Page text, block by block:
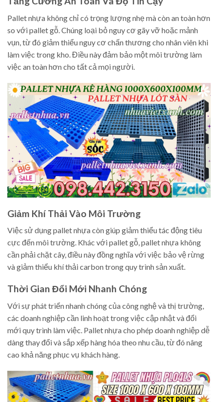
Pallet nhựa không chỉ có trọng lượng nhẹ mà còn an toàn hơn
so với pallet gỗ. Chúng loại bỏ nguy cơ gãy vỡ hoặc mảnh
vụn, từ đó giảm thiểu nguy cơ chấn thương cho nhân viên khi
làm việc trong kho. Điều này đảm bảo một môi trường làm
việc an toàn hơn cho tất cả mọi người.
Giảm Khí Thải Vào Môi Trường
Việc sử dụng pallet nhựa còn giúp giảm thiểu tác động tiêu
cực đến môi trường. Khác với pallet gỗ, pallet nhựa không
cần phải chặt cây, điều này đồng nghĩa với việc bảo vệ rừng
và giảm thiểu khí thải carbon trong quy trình sản xuất.
Thời Gian Đổi Mới Nhanh Chóng
Với sự phát triển nhanh chóng của công nghệ và thị trường,
các doanh nghiệp cần linh hoạt trong việc cập nhật và đổi
mới quy trình làm việc. Pallet nhựa cho phép doanh nghiệp dễ
dàng thay đổi và sắp xếp hàng hóa theo nhu cầu, từ đó nâng
cao khả năng phục vụ khách hàng.